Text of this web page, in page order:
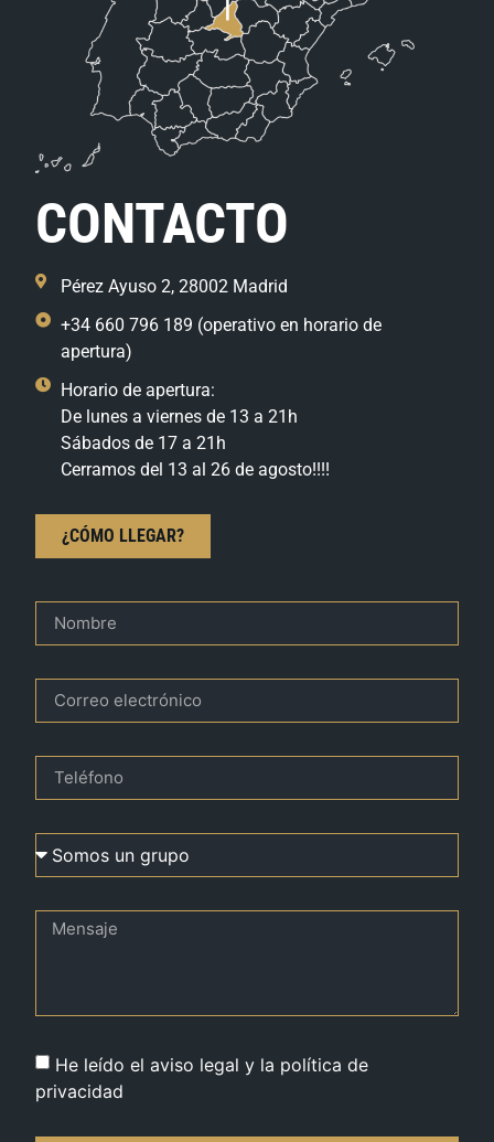
CONTACTO
Pérez Ayuso 2, 28002 Madrid
+34 660 796 189 (operativo en horario de
apertura)
Horario de apertura:
De lunes a viernes de 13 a 21h
Sábados de 17 a 21h
Cerramos del 13 al 26 de agosto!!!!
¿CÓMO LLEGAR?
He leído el aviso legal y la política de
privacidad